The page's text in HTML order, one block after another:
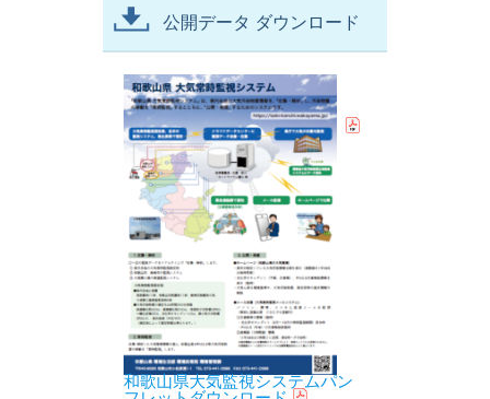
公開データ ダウンロード
和歌山県大気監視システムパン